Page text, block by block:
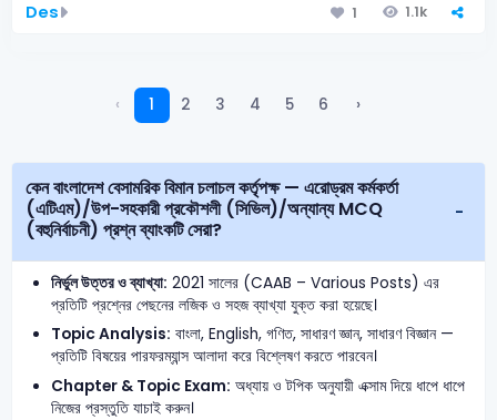
Des 1 1.1k
‹ 1 2 3 4 5 6 ›
কেন বাংলাদেশ বেসামরিক বিমান চলাচল কর্তৃপক্ষ — এরোড্রম কর্মকর্তা
(এটিএম)/উপ-সহকারী প্রকৌশলী (সিভিল)/অন্যান্য MCQ
(বহুনির্বাচনী) প্রশ্ন ব্যাংকটি সেরা?
নির্ভুল উত্তর ও ব্যাখ্যা: 2021 সালের (CAAB – Various Posts) এর
প্রতিটি প্রশ্নের পেছনের লজিক ও সহজ ব্যাখ্যা যুক্ত করা হয়েছে।
Topic Analysis: বাংলা, English, গণিত, সাধারণ জ্ঞান, সাধারণ বিজ্ঞান —
প্রতিটি বিষয়ের পারফরম্যান্স আলাদা করে বিশ্লেষণ করতে পারবেন।
Chapter & Topic Exam: অধ্যায় ও টপিক অনুযায়ী এক্সাম দিয়ে ধাপে ধাপে
নিজের প্রস্তুতি যাচাই করুন।